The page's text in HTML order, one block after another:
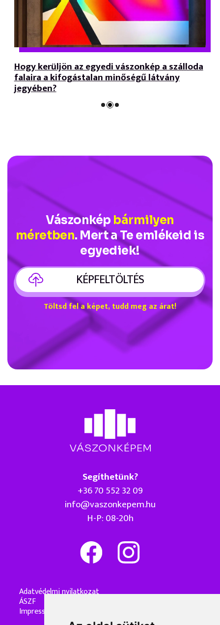
Hogy kerüljön az egyedi vászonkép a szálloda
falaira a kifogástalan minőségű látvány
jegyében?
Vászonkép bármilyen
méretben. Mert a Te emlékeid is
egyediek!
KÉPFELTÖLTÉS
Töltsd fel a képet, tudd meg az árat!
Segíthetünk?
+36 70 552 32 09
info@vaszonkepem.hu
H-P: 08-20h
Adatvédelmi nyilatkozat
ÁSZF
Impresszum